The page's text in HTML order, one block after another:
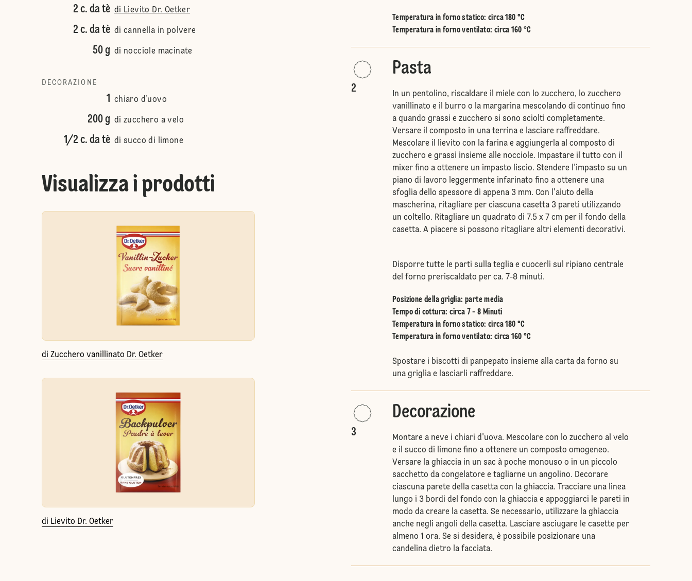
2 c. da tè di Lievito Dr. Oetker
2 c. da tè di cannella in polvere
50 g di nocciole macinate
DECORAZIONE
1 chiaro d’uovo
200 g di zucchero a velo
1/2 c. da tè di succo di limone
Visualizza i prodotti
di Zucchero vanillinato Dr. Oetker
di Lievito Dr. Oetker
Temperatura in forno statico: circa 180 °C
Temperatura in forno ventilato: circa 160 °C
2
Pasta
In un pentolino, riscaldare il miele con lo zucchero, lo zucchero
vanillinato e il burro o la margarina mescolando di continuo fino
a quando grassi e zucchero si sono sciolti completamente.
Versare il composto in una terrina e lasciare raffreddare.
Mescolare il lievito con la farina e aggiungerla al composto di
zucchero e grassi insieme alle nocciole. Impastare il tutto con il
mixer fino a ottenere un impasto liscio. Stendere l'impasto su un
piano di lavoro leggermente infarinato fino a ottenere una
sfoglia dello spessore di appena 3 mm. Con l'aiuto della
mascherina, ritagliare per ciascuna casetta 3 pareti utilizzando
un coltello. Ritagliare un quadrato di 7.5 x 7 cm per il fondo della
casetta. A piacere si possono ritagliare altri elementi decorativi.
Disporre tutte le parti sulla teglia e cuocerli sul ripiano centrale
del forno preriscaldato per ca. 7-8 minuti.
Posizione della griglia:parte media
Tempo di cottura: circa 7 - 8 Minuti
Temperatura in forno statico: circa 180 °C
Temperatura in forno ventilato: circa 160 °C
Spostare i biscotti di panpepato insieme alla carta da forno su
una griglia e lasciarli raffreddare.
3
Decorazione
Montare a neve i chiari d'uova. Mescolare con lo zucchero al velo
e il succo di limone fino a ottenere un composto omogeneo.
Versare la ghiaccia in un sac à poche monouso o in un piccolo
sacchetto da congelatore e tagliarne un angolino. Decorare
ciascuna parete della casetta con la ghiaccia. Tracciare una linea
lungo i 3 bordi del fondo con la ghiaccia e appoggiarci le pareti in
modo da creare la casetta. Se necessario, utilizzare la ghiaccia
anche negli angoli della casetta. Lasciare asciugare le casette per
almeno 1 ora. Se si desidera, è possibile posizionare una
candelina dietro la facciata.